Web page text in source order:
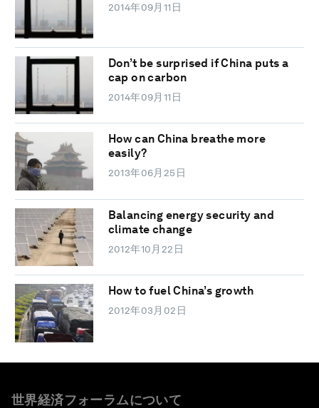
2014年09月11日
Don’t be surprised if China puts a
cap on carbon
2014年09月11日
How can China breathe more
easily?
2013年06月25日
Balancing energy security and
climate change
2012年10月22日
How to fuel China’s growth
2012年03月02日
世界経済フォーラムについて